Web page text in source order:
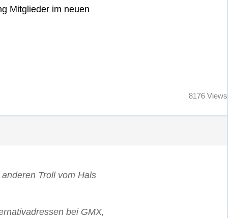
Mitglieder im neuen
8176 Views
Troll vom Hals
bei GMX,